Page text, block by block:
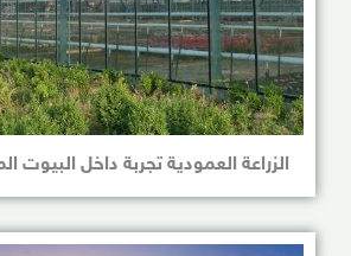
الزراعة العمودية تجربة داخل البيوت